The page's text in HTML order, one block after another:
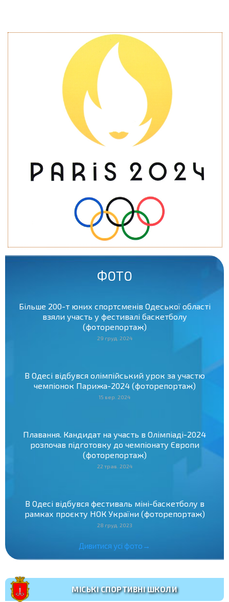
ФОТО
Більше 200-т юних спортсменів Одеської області
взяли участь у фестивалі баскетболу
(фоторепортаж)
29 груд. 2024
В Одесі відбувся олімпійський урок за участю
чемпіонок Парижа-2024 (фоторепортаж)
15 вер. 2024
Плавання. Кандидат на участь в Олімпіаді-2024
розпочав підготовку до чемпіонату Європи
(фоторепортаж)
22 трав. 2024
В Одесі відбувся фестиваль міні-баскетболу в
рамках проєкту НОК України (фоторепортаж)
28 груд. 2023
Дивитися усі фото→
МІСЬКІ СПОРТИВНІ ШКОЛИ